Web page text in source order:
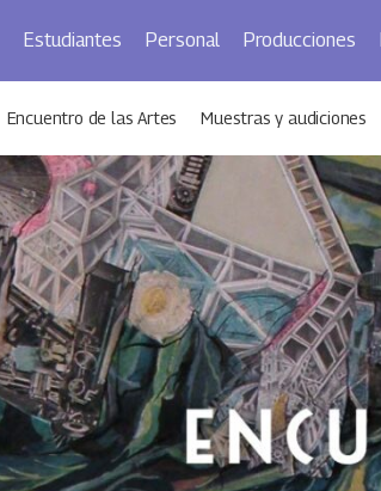
Estudiantes Personal Producciones
Encuentro de las Artes Muestras y audiciones